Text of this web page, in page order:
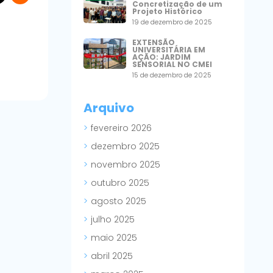
Concretização de um
Projeto Histórico
19 de dezembro de 2025
EXTENSÃO
UNIVERSITÁRIA EM
AÇÃO: JARDIM
SENSORIAL NO CMEI
15 de dezembro de 2025
Arquivo
fevereiro 2026
dezembro 2025
novembro 2025
outubro 2025
agosto 2025
julho 2025
maio 2025
abril 2025